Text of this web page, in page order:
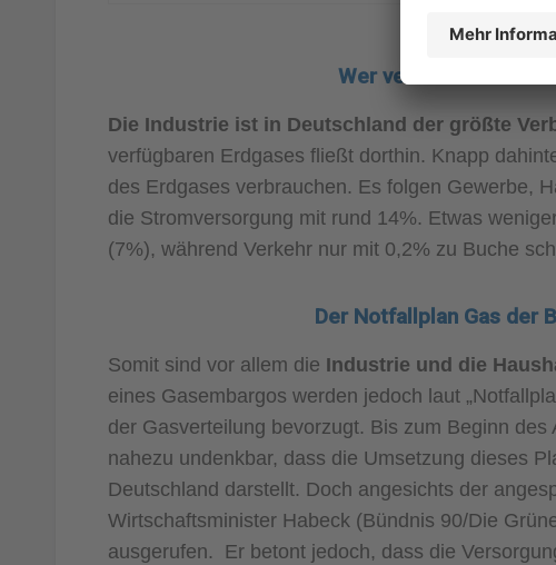
Wer verbraucht am
Die Industrie ist in Deutschland der größte
verfügbaren Erdgases fließt dorthin. Knapp
des Erdgases verbrauchen. Es folgen Gewerbe,
die Stromversorgung mit rund 14%. Etwas
(7%), während Verkehr nur mit 0,2% zu Buche
Der Notfallplan Gas der
Somit sind vor allem die Industrie und die
eines Gasembargos werden jedoch laut
der Gasverteilung bevorzugt. Bis zum Beginn
nahezu undenkbar, dass die Umsetzung dieses
Deutschland darstellt. Doch angesichts der
Wirtschaftsminister Habeck (Bündnis 90/Die
ausgerufen. Er betont jedoch, dass die